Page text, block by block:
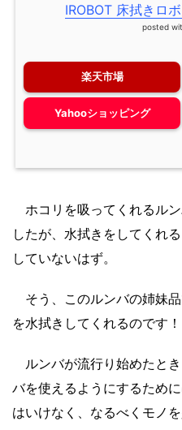
IROBOT 床拭きロ
posted
楽天市場
Yahooショッピング
ホコリを吸ってくれるル
したが、水拭きをしてくれ
していないはず。
そう、このルンバの姉妹
を水拭きしてくれるのです！
ルンバが流行り始めたと
バを使えるようにするため
はいけなく、なるべくモノ